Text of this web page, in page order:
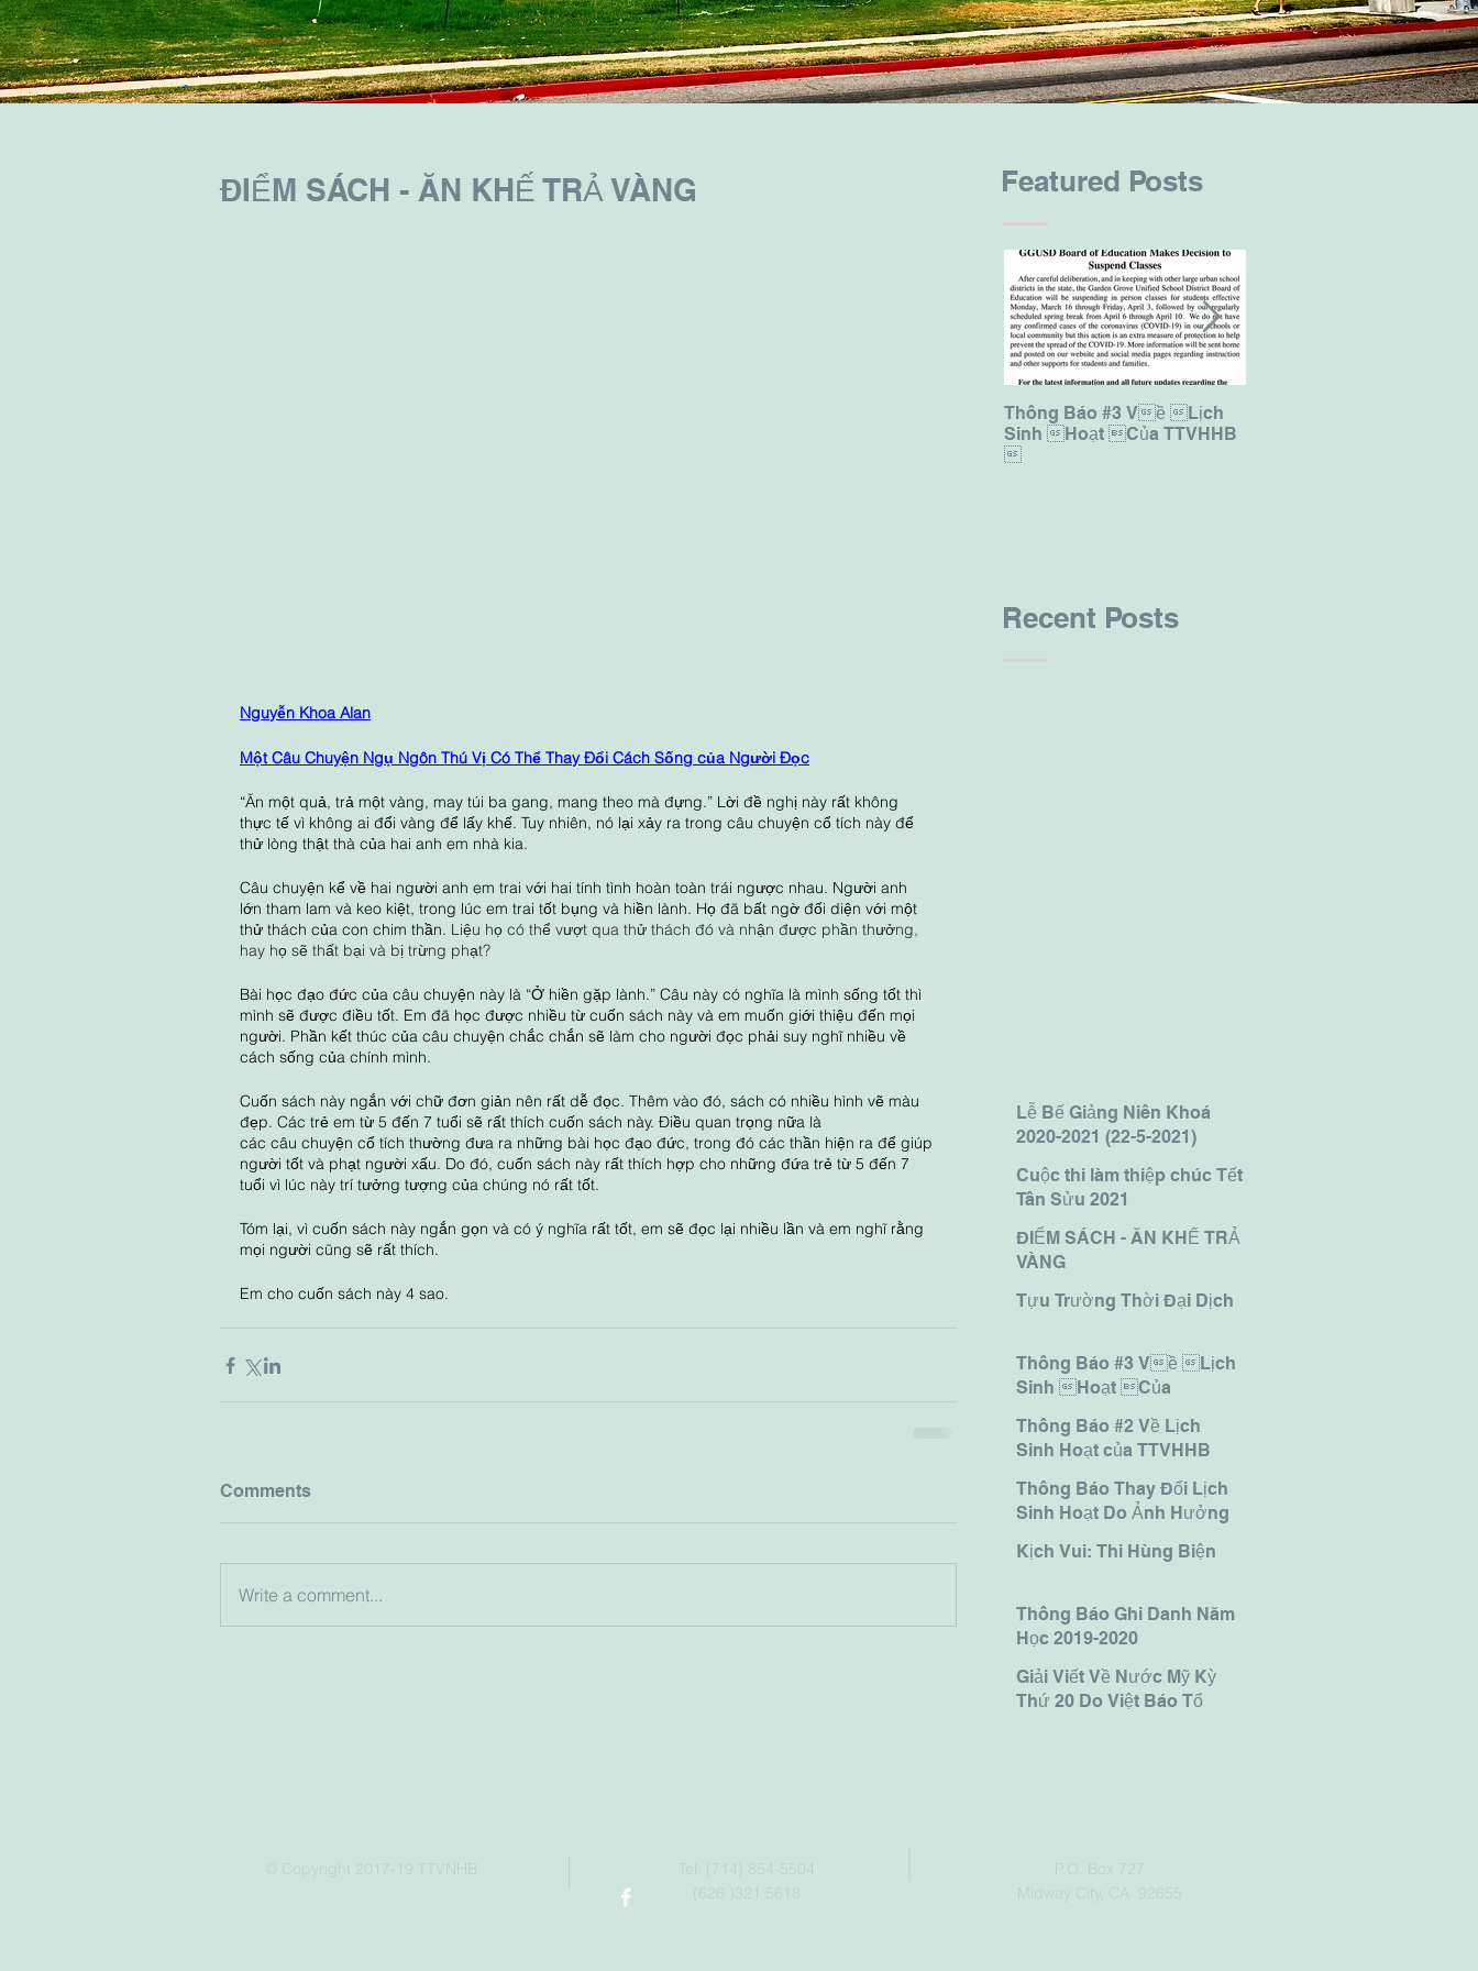
Featured Posts
Thông Báo #3 Về Lịch
Sinh Hoạt Của TTVHHB
Recent Posts
Lễ Bế Giảng Niên Khoá
2020-2021 (22-5-2021)
Cuộc thi làm thiệp chúc Tết
Tân Sửu 2021
ĐIỂM SÁCH - ĂN KHẾ TRẢ
VÀNG
Tựu Trường Thời Đại Dịch
Thông Báo #3 Về Lịch
Sinh Hoạt Của
Thông Báo #2 Về Lịch
Sinh Hoạt của TTVHHB
Thông Báo Thay Đổi Lịch
Sinh Hoạt Do Ảnh Hưởng
19.
Kịch Vui: Thi Hùng Biện
Thông Báo Ghi Danh Năm
Học 2019-2020
Giải Viết Về Nước Mỹ Kỳ
Thứ 20 Do Việt Báo Tổ
ĐIỂM SÁCH - ĂN KHẾ TRẢ VÀNG
Nguyễn Khoa Alan
Một Câu Chuyện Ngụ Ngôn Thú Vị Có Thể Thay Đổi Cách Sống của Người Đọc
“Ăn một quả, trả một vàng, may túi ba gang, mang theo mà đựng.” Lời đề nghị này rất không
thực tế vì không ai đổi vàng để lấy khế. Tuy nhiên, nó lại xảy ra trong câu chuyện cổ tích này để
thử lòng thật thà của hai anh em nhà kia.
Câu chuyện kể về hai người anh em trai với hai tính tình hoàn toàn trái ngược nhau. Người anh
lớn tham lam và keo kiệt, trong lúc em trai tốt bụng và hiền lành. Họ đã bất ngờ đối diện với một
thử thách của con chim thần. Liệu họ có thể vượt qua thử thách đó và nhận được phần thưởng,
hay họ sẽ thất bại và bị trừng phạt?
Bài học đạo đức của câu chuyện này là “Ở hiền gặp lành.” Câu này có nghĩa là mình sống tốt thì
mình sẽ được điều tốt. Em đã học được nhiều từ cuốn sách này và em muốn giới thiệu đến mọi
người. Phần kết thúc của câu chuyện chắc chắn sẽ làm cho người đọc phải suy nghĩ nhiều về
cách sống của chính mình.
Cuốn sách này ngắn với chữ đơn giản nên rất dễ đọc. Thêm vào đó, sách có nhiều hình vẽ màu
đẹp. Các trẻ em từ 5 đến 7 tuổi sẽ rất thích cuốn sách này. Điều quan trọng nữa là
các câu chuyện cổ tích thường đưa ra những bài học đạo đức, trong đó các thần hiện ra để giúp
người tốt và phạt người xấu. Do đó, cuốn sách này rất thích hợp cho những đứa trẻ từ 5 đến 7
tuổi vì lúc này trí tưởng tượng của chúng nó rất tốt.
Tóm lại, vì cuốn sách này ngắn gọn và có ý nghĩa rất tốt, em sẽ đọc lại nhiều lần và em nghĩ rằng
mọi người cũng sẽ rất thích.
Em cho cuốn sách này 4 sao.
Comments
Write a comment...
© Copyright 2017-19 TTVNHB
Tel: (714) 854-5504
(626 )321 5618
P.O. Box 727
​Midway City, CA 92655